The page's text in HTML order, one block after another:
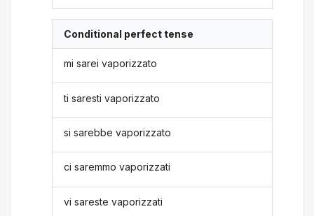
Conditional perfect tense
mi sarei vaporizzato
ti saresti vaporizzato
si sarebbe vaporizzato
ci saremmo vaporizzati
vi sareste vaporizzati